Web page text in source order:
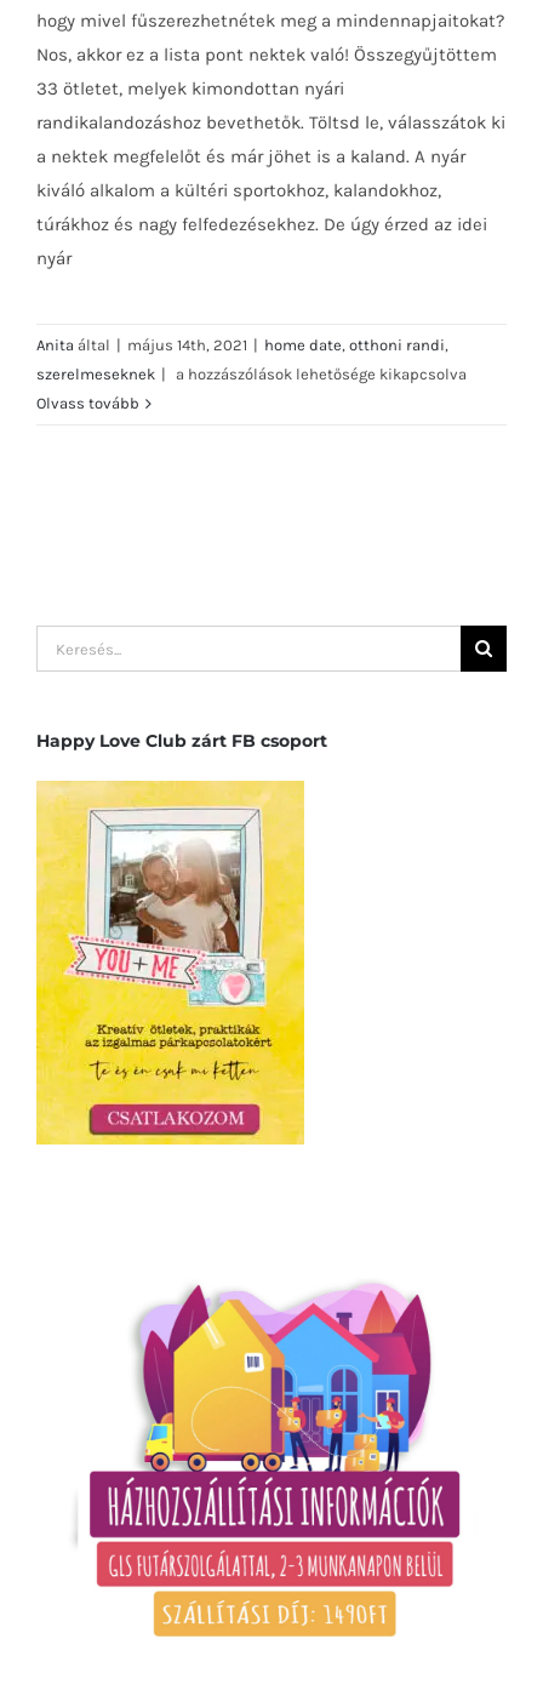
33 PEZSDÍTŐ ÖTLET NYÁRRA
hogy mivel fűszerezhetnétek meg a mindennapjaitokat?
Nos, akkor ez a lista pont nektek való! Összegyűjtöttem
33 ötletet, melyek kimondottan nyári
randikalandozáshoz bevethetők. Töltsd le, válasszátok ki
a nektek megfelelőt és már jöhet is a kaland. A nyár
kiváló alkalom a kültéri sportokhoz, kalandokhoz,
túrákhoz és nagy felfedezésekhez. De úgy érzed az idei
nyár
Anita által | május 14th, 2021 | home date, otthoni randi,
szerelmeseknek |
33
a hozzászólások lehetősége kikapcsolva
Olvass tovább
Keresés...
Happy Love Club zárt FB csoport